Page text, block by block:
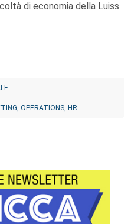
di economia della Luiss
OPERATIONS, HR